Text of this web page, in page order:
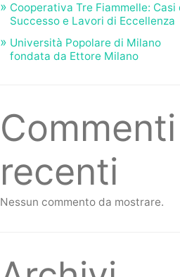
Cooperativa Tre Fiammelle: Casi
Successo e Lavori di Eccellenza
Università Popolare di Milano
fondata da Ettore Milano
Commenti
recenti
Nessun commento da mostrare.